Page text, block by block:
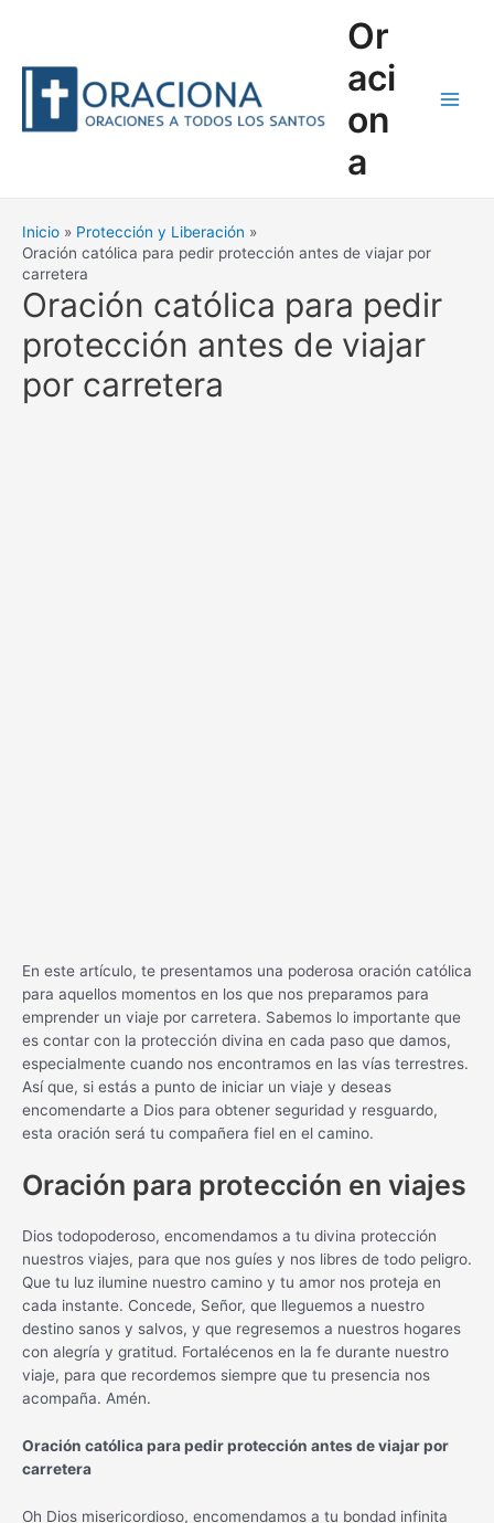
Or
aci
on
a
Inicio
Protección y Liberación
Oración católica para pedir protección antes de viajar por
carretera
Oración católica para pedir
protección antes de viajar
por carretera
En este artículo, te presentamos una poderosa oración católica
para aquellos momentos en los que nos preparamos para
emprender un viaje por carretera. Sabemos lo importante que
es contar con la protección divina en cada paso que damos,
especialmente cuando nos encontramos en las vías terrestres.
Así que, si estás a punto de iniciar un viaje y deseas
encomendarte a Dios para obtener seguridad y resguardo,
esta oración será tu compañera fiel en el camino.
Oración para protección en viajes
Dios todopoderoso, encomendamos a tu divina protección
nuestros viajes, para que nos guíes y nos libres de todo peligro.
Que tu luz ilumine nuestro camino y tu amor nos proteja en
cada instante. Concede, Señor, que lleguemos a nuestro
destino sanos y salvos, y que regresemos a nuestros hogares
con alegría y gratitud. Fortalécenos en la fe durante nuestro
viaje, para que recordemos siempre que tu presencia nos
acompaña. Amén.
Oración católica para pedir protección antes de viajar por
carretera
Oh Dios misericordioso, encomendamos a tu bondad infinita